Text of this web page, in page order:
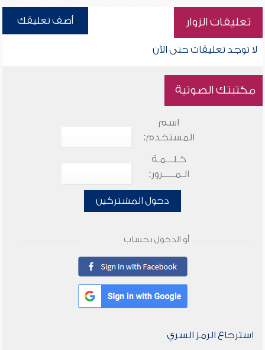
تعليقات الزوار أضف تعليقك
لا توجد تعليقات حتى الآن
مكتبتك الصوتية
اسم
المستخدم:
كـلـــمـة
الـمـــــرور:
دخول المشتركين
أو الدخول بحساب
استرجاع الرمز السري